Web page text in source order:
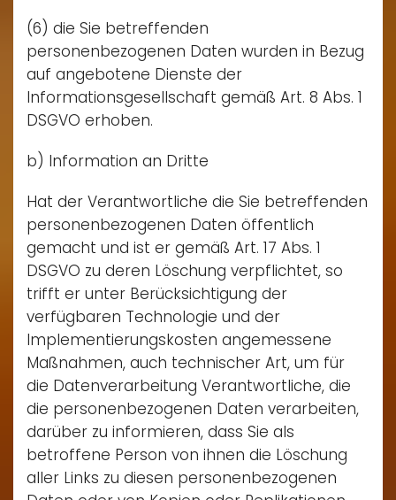
(6) die Sie betreffenden
personenbezogenen Daten wurden in Bezug
auf angebotene Dienste der
Informationsgesellschaft gemäß Art. 8 Abs. 1
DSGVO erhoben.
b) Information an Dritte
Hat der Verantwortliche die Sie betreffenden
personenbezogenen Daten öffentlich
gemacht und ist er gemäß Art. 17 Abs. 1
DSGVO zu deren Löschung verpflichtet, so
trifft er unter Berücksichtigung der
verfügbaren Technologie und der
Implementierungskosten angemessene
Maßnahmen, auch technischer Art, um für
die Datenverarbeitung Verantwortliche, die
die personenbezogenen Daten verarbeiten,
darüber zu informieren, dass Sie als
betroffene Person von ihnen die Löschung
aller Links zu diesen personenbezogenen